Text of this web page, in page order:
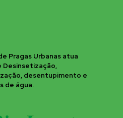
Pragas Urbanas atua
Desinsetização,
desentupimento e
de água.